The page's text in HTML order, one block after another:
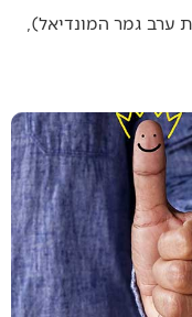
גמר המונדיאל),